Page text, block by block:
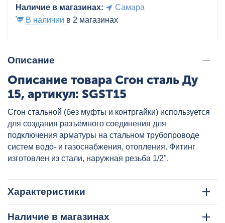
Наличие в магазинах:
Самара
В наличии в 2 магазинах
Описание
Описание товара Сгон сталь Ду
15, артикул: SGST15
Сгон стальной (без муфты и контргайки) используется
для создания разъёмного соединения для
подключения арматуры на стальном трубопроводе
систем водо- и газоснабжения, отопления. Фитинг
изготовлен из стали, наружная резьба 1/2".
Характеристики
Наличие в магазинах